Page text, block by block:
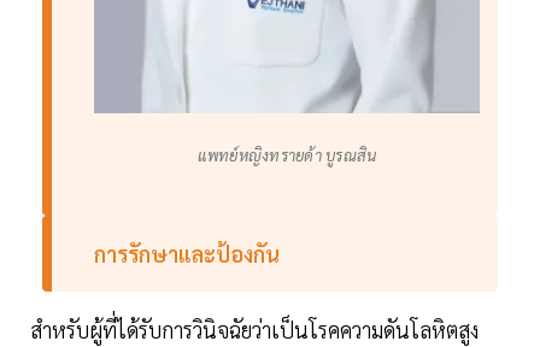
แพทย์หญิงทรายด้า บูรณสิน
การรักษาและป้องกัน
สำหรับผู้ที่ได้รับการวินิจฉัยว่าเป็นโรคความดันโลหิตสูง